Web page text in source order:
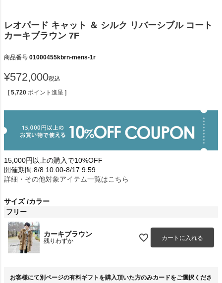
レオパード キャット ＆ シルク リバーシブル コート
カーキブラウン 7F
商品番号 01000455kbrn-mens-1r
¥572,000税込
[ 5,720 ポイント進呈 ]
15,000円以上の購入で10%OFF
開催期間:8/8 10:00-8/17 9:59
詳細・その他対象アイテム一覧はこちら
サイズ カラー
フリー
カーキブラウン
残りわずか カートに入れる
お客様にて別ページの有料ギフトを購入頂いた方のみカードをご選択くださ